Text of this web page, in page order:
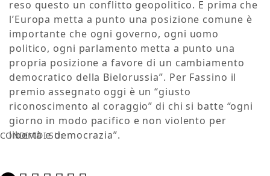
reso questo un conflitto geopolitico. E prima che
l’Europa metta a punto una posizione comune è
importante che ogni governo, ogni uomo
politico, ogni parlamento metta a punto una
propria posizione a favore di un cambiamento
democratico della Bielorussia”. Per Fassino il
premio assegnato oggi è un “giusto
riconoscimento al coraggio” di chi si batte “ogni
giorno in modo pacifico e non violento per
libertà e democrazia”.
CONDIVIDI SU: